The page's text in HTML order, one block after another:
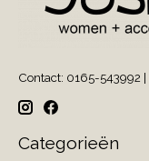
Contact: 0165-543992 |
Categorieën